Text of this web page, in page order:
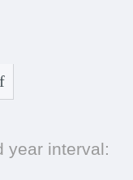
year interval: